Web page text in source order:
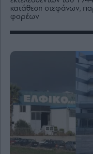
Media
Winners
&
Επι-
Today
Mononews2030
Άρθρα
Συνεντεύξεις
κατάθεση στεφάνων,
φορέων